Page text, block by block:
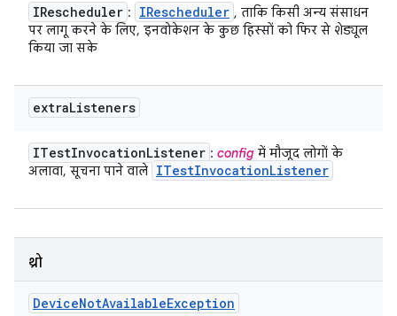
IRescheduler : IRescheduler , ताकि किसी अन्य संसाधन
पर लागू करने के लिए, इनवोकेशन के कुछ हिस्सों को फिर से शेड्यूल
किया जा सके
extraListeners
ITestInvocationListener : config में मौजूद लोगों के
अलावा, सूचना पाने वाले ITestInvocationListener
थ्रो
DeviceNotAvailableException